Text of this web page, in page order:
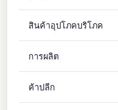
สินค้าอุปโภคบริโภค
การผลิต
ค้าปลีก